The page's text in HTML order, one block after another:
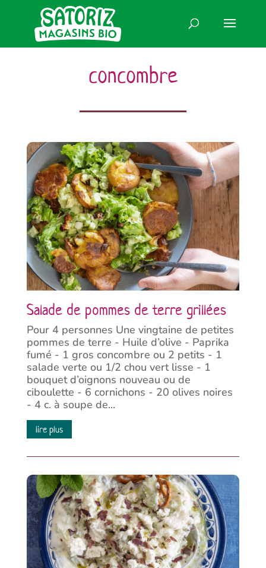
concombre
Salade de pommes de terre grillées
Pour 4 personnes Une vingtaine de petites
pommes de terre - Huile d’olive - Paprika
fumé - 1 gros concombre ou 2 petits - 1
salade verte ou 1/2 chou vert lisse - 1
bouquet d’oignons nouveau ou de
ciboulette - 6 cornichons - 20 olives noires
- 4 c. à soupe de...
lire plus